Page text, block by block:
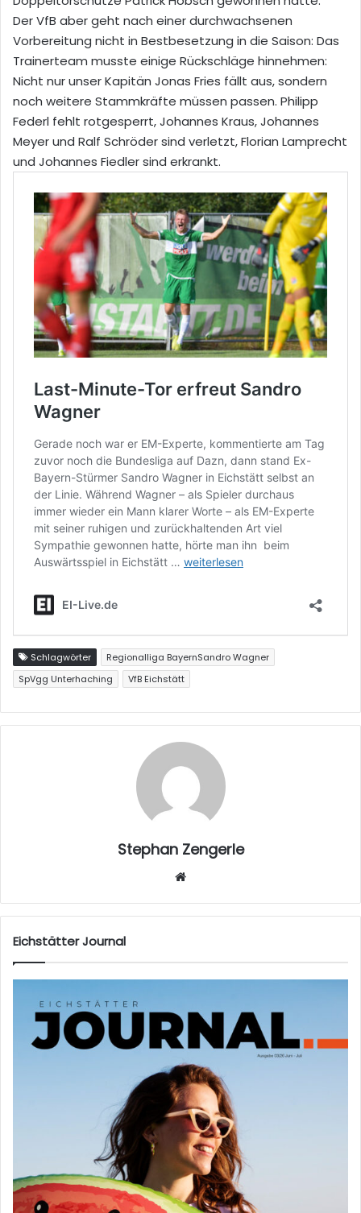
Der VfB aber geht nach einer durchwachsenen
Vorbereitung nicht in Bestbesetzung in die Saison: Das
Trainerteam musste einige Rückschläge hinnehmen:
Nicht nur unser Kapitän Jonas Fries fällt aus, sondern
noch weitere Stammkräfte müssen passen. Philipp
Federl fehlt rotgesperrt, Johannes Kraus, Johannes
Meyer und Ralf Schröder sind verletzt, Florian Lamprecht
und Johannes Fiedler sind erkrankt.
Schlagwörter
Regionalliga BayernSandro Wagner
SpVgg Unterhaching
VfB Eichstätt
Stephan Zengerle
sei
Eichstätter Journal